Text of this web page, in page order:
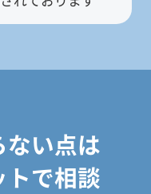
ない点は
トで相談